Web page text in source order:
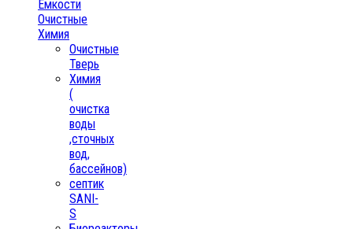
Ёмкости
Очистные
Химия
Очистные
Тверь
Химия
(
очистка
воды
,сточных
вод,
бассейнов)
септик
SANI-
S